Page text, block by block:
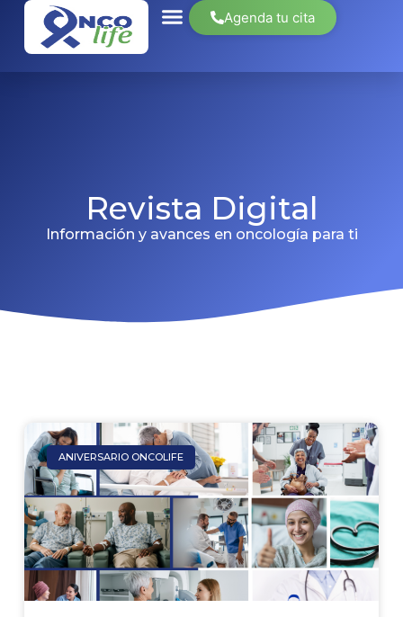
Agenda tu cita
Revista Digital
Información y avances en oncología para ti
ANIVERSARIO ONCOLIFE